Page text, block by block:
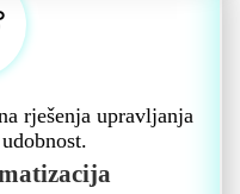
rješenja upravljanja